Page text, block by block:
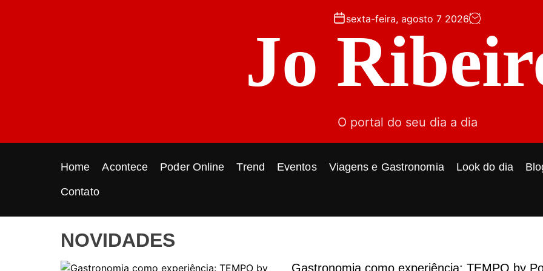
t
sexta-feira, agosto 7 2026
Jo
O portal do seu dia a dia
Home Acontece Poder Online Trend Eventos Viagens e Gastronomia Look do dia
Contato
NOVIDADES
Gastronomia como experiência: TEMPO by